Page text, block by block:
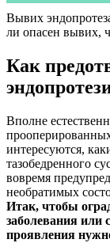
Вывих
ли опасен вывих,
Как
Вполне
интересуются,
тазобедренного
вовремя
необратимых
Итак, чтобы
заболевания или
проявления